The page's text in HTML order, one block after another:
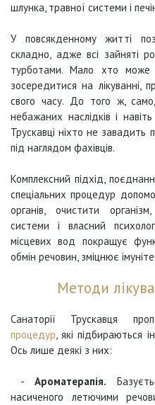
шлунка, травної системи і
У повсякденному житті
складно, адже всі зайняті
турботами. Мало хто може
зосередитися на лікуванні,
свого часу. До того ж,
небажаних наслідків і
Трускавці ніхто не
під наглядом фахівців.
Комплексний підхід,
спеціальних процедур
органів, очистити
системи і власний
місцевих вод покращує
обмін речовин, зміцнює
Методи
Санаторії Трускавця
процедур, які підбираються
Ось лише деякі з них:
- Ароматерапія.
насиченого летючими